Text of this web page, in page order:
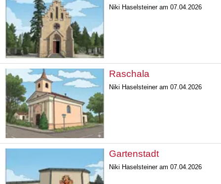
Niki Haselsteiner am 07.04.2026
Raschala
Niki Haselsteiner am 07.04.2026
Gartenstadt
Niki Haselsteiner am 07.04.2026